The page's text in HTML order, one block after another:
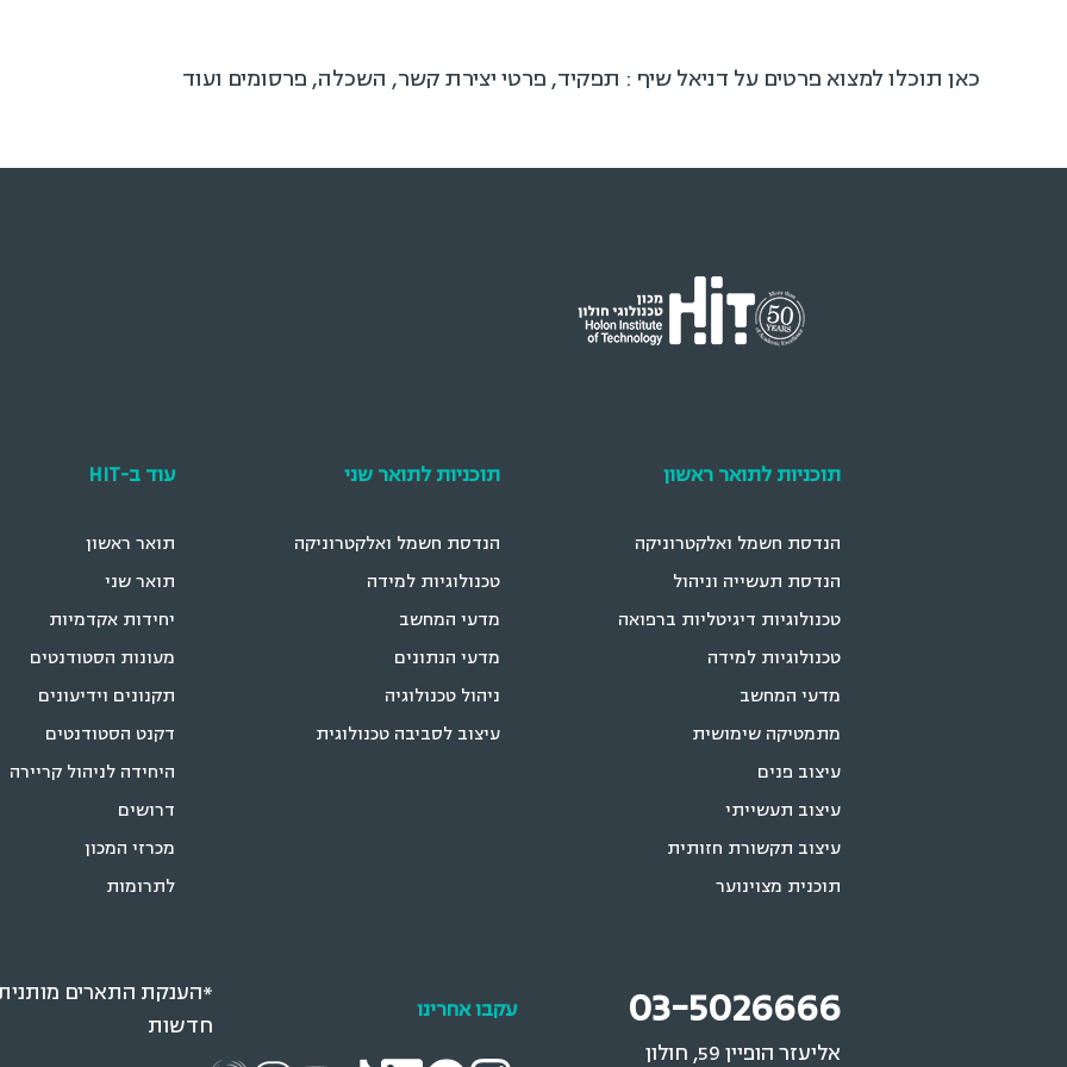
כאן תוכלו למצוא פרטים על דניאל שיף : תפקיד, פרטי יצירת קשר, השכלה, פרסומים ועוד
תוכניות לתואר ראשון
הנדסת חשמל ואלקטרוניקה
הנדסת תעשייה וניהול
טכנולוגיות דיגיטליות ברפואה
טכנולוגיות למידה
מדעי המחשב
מתמטיקה שימושית
עיצוב פנים
עיצוב תעשייתי
עיצוב תקשורת חזותית
תוכנית מצוינוער
תוכניות לתואר שני
הנדסת חשמל ואלקטרוניקה
טכנולוגיות למידה
מדעי המחשב
מדעי הנתונים
ניהול טכנולוגיה
עיצוב לסביבה טכנולוגית
עוד ב-HIT
תואר ראשון
תואר שני
יחידות אקדמיות
מעונות הסטודנטים
תקנונים וידיעונים
דקנט הסטודנטים
היחידה לניהול קריירה
דרושים
מכרזי המכון
לתרומות
03-5026666
אליעזר הופיין 59, חולון
עקבו אחרינו
*הענקת התארים
חדשות